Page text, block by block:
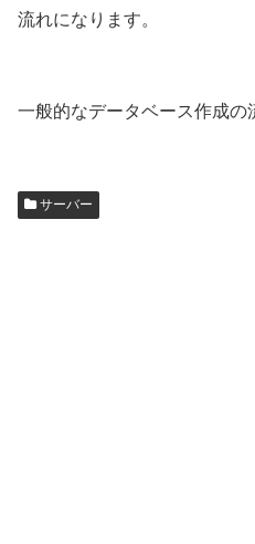
流れになります。
一般的なデータベース作成の
サーバー